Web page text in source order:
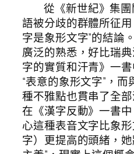
從《新世紀》集團
語被分歧的群體所征
字是象形文字”的結論
廣泛的熟悉，好比瑞
字的實質和汗青》一
“表意的象形文字”，
種不雅點也貫串了全
在《漢字反動》一書
心這種表音文字比象
字）更提高的頭緒，